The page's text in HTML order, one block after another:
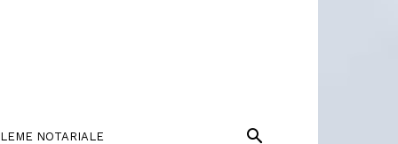
NOTARIALE